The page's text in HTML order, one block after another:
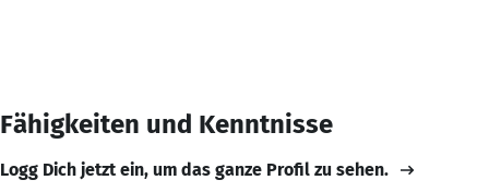
Fähigkeiten und Kenntnisse
Logg Dich jetzt ein, um das ganze Profil zu sehen.